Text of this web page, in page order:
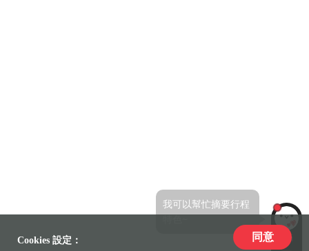
LiLi
我可以幫忙摘要行程
特色~
Cookies 設定： 同意